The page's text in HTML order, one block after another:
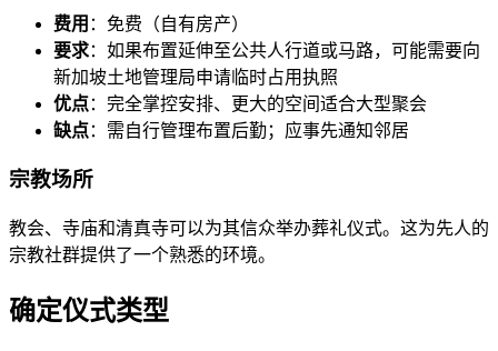
费用 ：免费（自有房产）
要求：如果布置延伸至公共人行道或马路，可能需要向
新加坡土地管理局申请临时占用执照
优点：完全掌控安排、更大的空间适合大型聚会
缺点：需自行管理布置后勤；应事先通知邻居
宗教场所
教会、寺庙和清真寺可以为其信众举办葬礼仪式。这为先人的
宗教社群提供了一个熟悉的环境。
确定仪式类型